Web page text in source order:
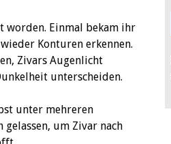
worden. Einmal bekam ihr
Konturen erkennen.
Zivars Augenlicht
unterscheiden.
unter mehreren
um Zivar nach